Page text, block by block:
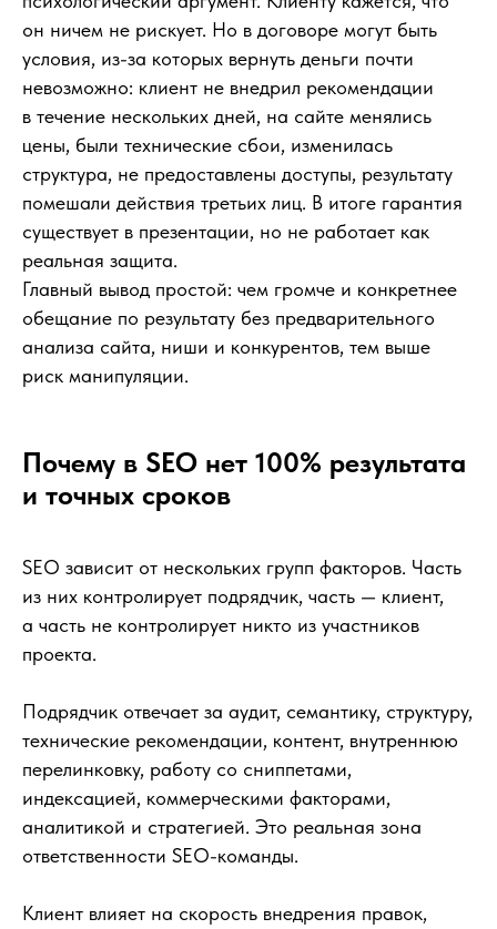
он ничем не рискует. Но в договоре могут быть
условия, из-за которых вернуть деньги почти
невозможно: клиент не внедрил рекомендации
в течение нескольких дней, на сайте менялись
цены, были технические сбои, изменилась
структура, не предоставлены доступы, результату
помешали действия третьих лиц. В итоге гарантия
существует в презентации, но не работает как
реальная защита.
Главный вывод простой: чем громче и конкретнее
обещание по результату без предварительного
анализа сайта, ниши и конкурентов, тем выше
риск манипуляции.
Почему в SEO нет 100% результата
и точных сроков
SEO зависит от нескольких групп факторов. Часть
из них контролирует подрядчик, часть — клиент,
а часть не контролирует никто из участников
проекта.
Подрядчик отвечает за аудит, семантику, структуру,
технические рекомендации, контент, внутреннюю
перелинковку, работу со сниппетами,
индексацией, коммерческими факторами,
аналитикой и стратегией. Это реальная зона
ответственности SEO-команды.
Клиент влияет на скорость внедрения правок,
Как понять,
сколько трафика
SEO?
Делаем расчёт на примере